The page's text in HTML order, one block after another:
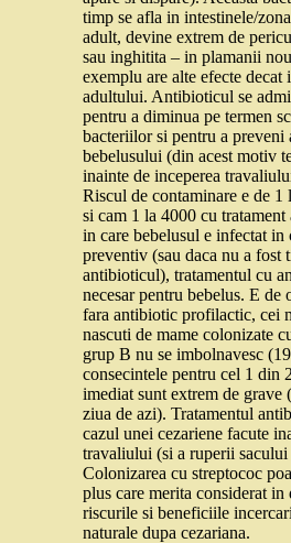
timp se afla in intestinele/
adult, devine extrem de
sau inghitita – in plamanii
exemplu are alte efecte decat
adultului. Antibioticul se
pentru a diminua pe termen
bacteriilor si pentru a preveni
bebelusului (din acest motiv
inainte de inceperea
Riscul de contaminare e de
si cam 1 la 4000 cu
in care bebelusul e infectat
preventiv (sau daca nu a fost
antibioticul), tratamentul cu
necesar pentru bebelus. E de
fara antibiotic profilactic, cei
nascuti de mame colonizate
grup B nu se imbolnavesc
consecintele pentru cel 1 din
imediat sunt extrem de grave
ziua de azi). Tratamentul
cazul unei cezariene facute
travaliului (si a ruperii
Colonizarea cu streptococ
plus care merita considerat in
riscurile si beneficiile
naturale dupa cezariana.